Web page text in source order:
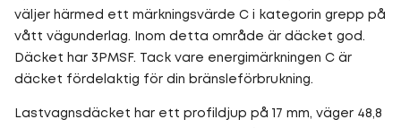
väljer härmed ett märkningsvärde C i kategorin grepp på
vått vägunderlag. Inom detta område är däcket god.
Däcket har 3PMSF. Tack vare energimärkningen C är
däcket fördelaktig för din bränsleförbrukning.
Lastvagnsdäcket har ett profildjup på 17 mm, väger 48,8